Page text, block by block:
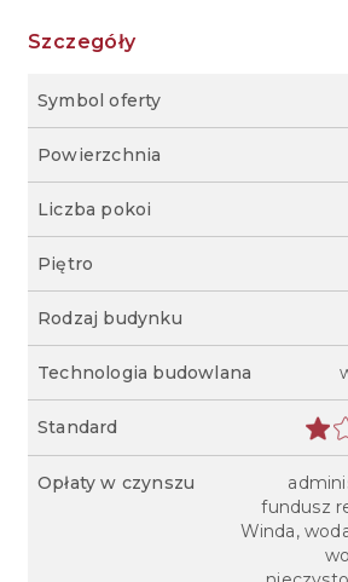
Szczegóły
Symbol oferty
Powierzchnia
Liczba pokoi
Piętro
Rodzaj budynku
Technologia budowlana
Standard
Opłaty w czynszu
fundusz
Winda,